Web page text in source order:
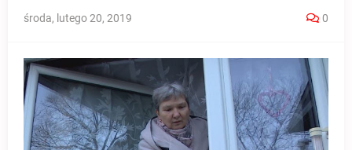
środa, lutego 20, 2019 0